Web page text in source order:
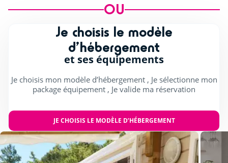
OU
Je choisis le modèle
d’hébergement
et ses équipements
Je choisis mon modèle d’hébergement , Je sélectionne mon
package équipement , Je valide ma réservation
JE CHOISIS LE MODÈLE D’HÉBERGEMENT